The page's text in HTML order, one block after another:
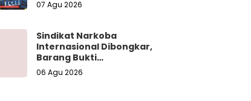
Terluka
07 Agu 2026
Sindikat Narkoba
Internasional Dibongkar,
Barang Bukti
Dimusnahkan
06 Agu 2026